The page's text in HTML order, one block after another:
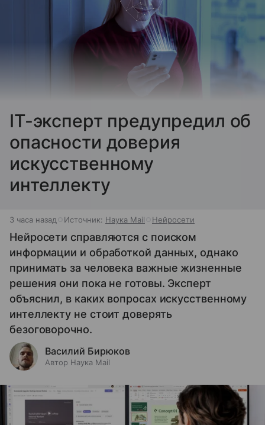
IT-эксперт предупредил об
опасности доверия
искусственному
интеллекту
3 часа назад Источник: Наука Mail Нейросети
Нейросети справляются с поиском
информации и обработкой данных, однако
принимать за человека важные жизненные
решения они пока не готовы. Эксперт
объяснил, в каких вопросах искусственному
интеллекту не стоит доверять
безоговорочно.
Василий Бирюков
Автор Наука Mail